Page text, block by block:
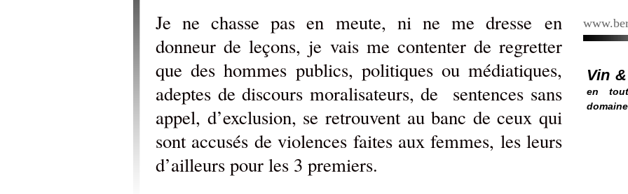
Je ne chasse pas en meute, ni ne me dresse en
donneur de leçons, je vais me contenter de regretter
que des hommes publics, politiques ou médiatiques,
adeptes de discours moralisateurs, de sentences sans
appel, d’exclusion, se retrouvent au banc de ceux qui
sont accusés de violences faites aux femmes, les leurs
d’ailleurs pour les 3 premiers.
Vin
en